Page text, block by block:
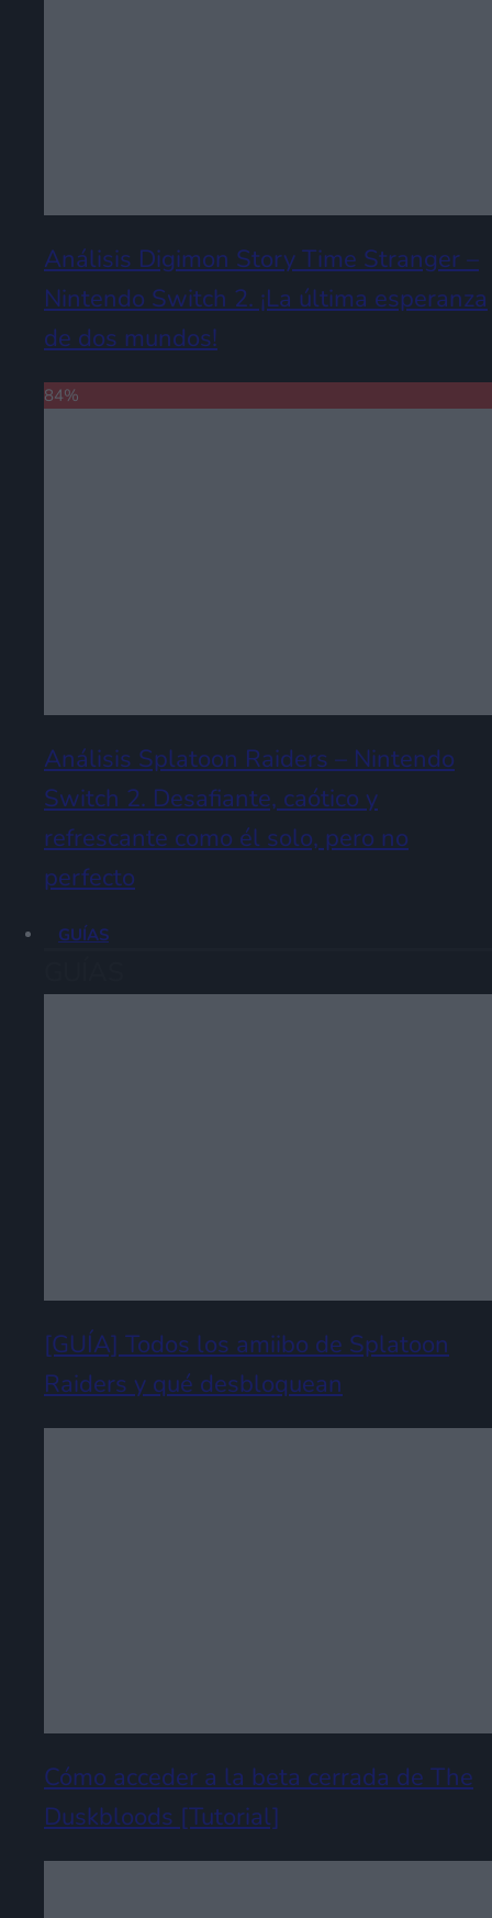
Análisis Digimon Story Time Stranger –
Nintendo Switch 2. ¡La última esperanza
de dos mundos!
84%
Análisis Splatoon Raiders – Nintendo
Switch 2. Desafiante, caótico y
refrescante como él solo, pero no
perfecto
GUÍAS
[GUÍA] Todos los amiibo de Splatoon
Raiders y qué desbloquean
Cómo acceder a la beta cerrada de The
Duskbloods [Tutorial]